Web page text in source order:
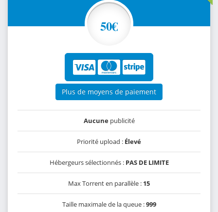
50€
Plus de moyens de paiement
Aucunepublicité
Priorité upload : Élevé
Hébergeurs sélectionnés : PAS DE LIMITE
Max Torrent en parallèle : 15
Taille maximale de la queue :999